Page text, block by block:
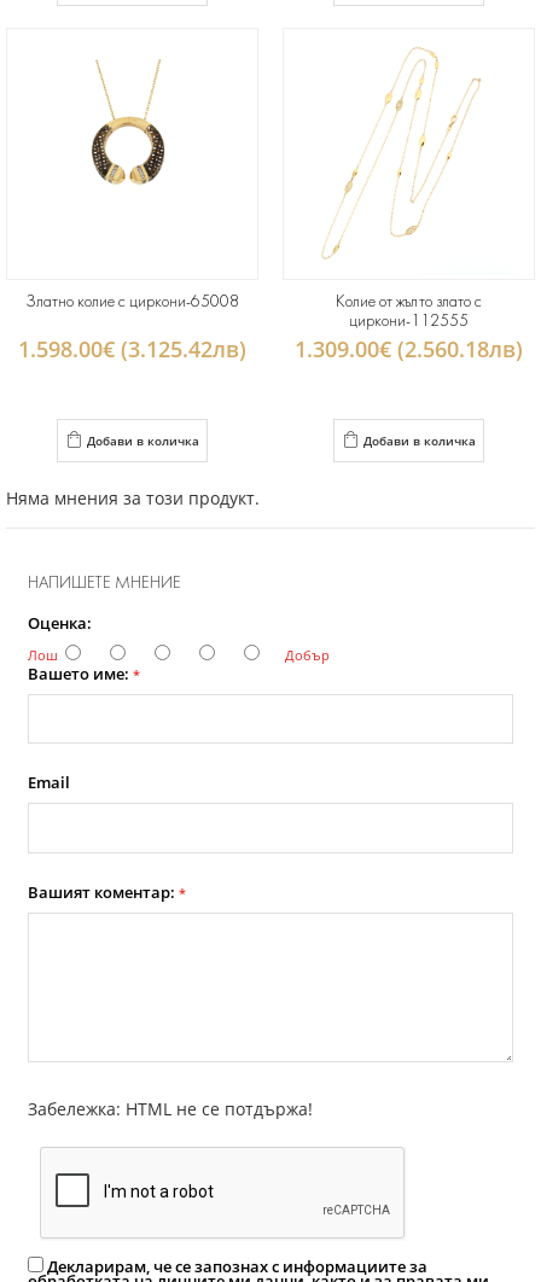
Златно колие с циркони-65008
1.598.00€ (3.125.42лв)
Добави в количка
Колие от жълто злато с
циркони-112555
1.309.00€ (2.560.18лв)
Добави в количка
Няма мнения за този продукт.
НАПИШЕТЕ МНЕНИЕ
Оценка:
Лош Добър
Вашето име: *
Email
Вашият коментар: *
Забележка: HTML не се потдържа!
Декларирам, че се запознах с информациите за